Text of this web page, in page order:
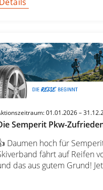
Reifengarantie ohne
01.01.2026 –
Semperit Pkw-
Daumen hoch für Semperit! Der
fährt auf Reifen
das aus gutem Grund! Jetzt selbst testen: